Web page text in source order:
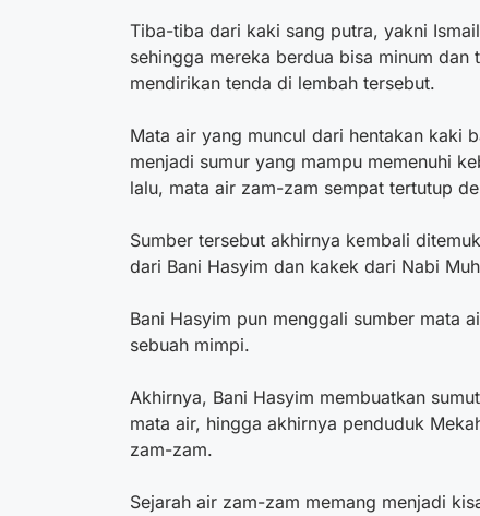
Tiba-tiba dari kaki sang putra, yakni
sehingga mereka berdua bisa minum
mendirikan tenda di lembah tersebut.
Mata air yang muncul dari hentakan kaki
menjadi sumur yang mampu memenuhi
lalu, mata air zam-zam sempat tertutup
Sumber tersebut akhirnya kembali
dari Bani Hasyim dan kakek dari Nabi
Bani Hasyim pun menggali sumber mata
sebuah mimpi.
Akhirnya, Bani Hasyim membuatkan
mata air, hingga akhirnya penduduk
zam-zam.
Sejarah air zam-zam memang menjadi